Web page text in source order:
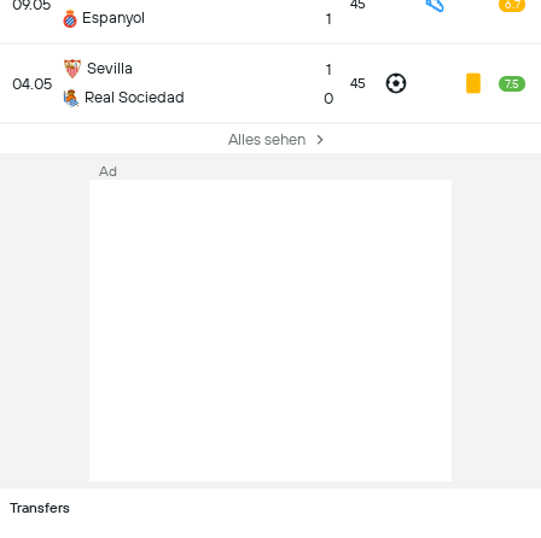
09.05
Espanyol
1
45 6.7
04.05
Sevilla
Real Sociedad
1
0
45 7.5
Alles sehen
Transfers
Ad